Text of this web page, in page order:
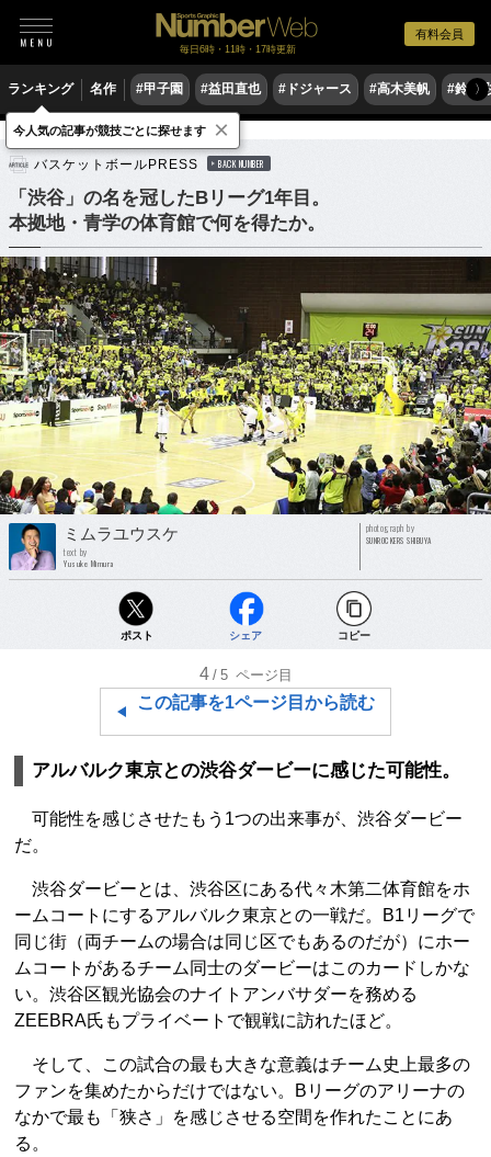
有料会員
毎日6時・11時・17時更新
ランキング 名作 #甲子園 #益田直也 #ドジャース #高木美帆 #鈴木
〉
バスケットボール Bリーグ
バスケットボールPRESS BACK NUMBER
「渋谷」の名を冠したBリーグ1年目。
本拠地・青学の体育館で何を得たか。
ミムラユウスケ
text by
Yusuke Mimura
photograph by
SUNROCKERS SHIBUYA
ポスト シェア コピー
4 /5 ページ目
この記事を1ページ目から読む
アルバルク東京との渋谷ダービーに感じた可能性。
可能性を感じさせたもう1つの出来事が、渋谷ダービー
だ。
渋谷ダービーとは、渋谷区にある代々木第二体育館をホ
ームコートにするアルバルク東京との一戦だ。B1リーグで
同じ街（両チームの場合は同じ区でもあるのだが）にホー
ムコートがあるチーム同士のダービーはこのカードしかな
い。渋谷区観光協会のナイトアンバサダーを務める
ZEEBRA氏もプライベートで観戦に訪れたほど。
そして、この試合の最も大きな意義はチーム史上最多の
ファンを集めたからだけではない。Bリーグのアリーナの
なかで最も「狭さ」を感じさせる空間を作れたことにあ
る。
今人気の記事が競技ごとに探せます ×